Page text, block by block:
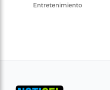
Entretenimiento